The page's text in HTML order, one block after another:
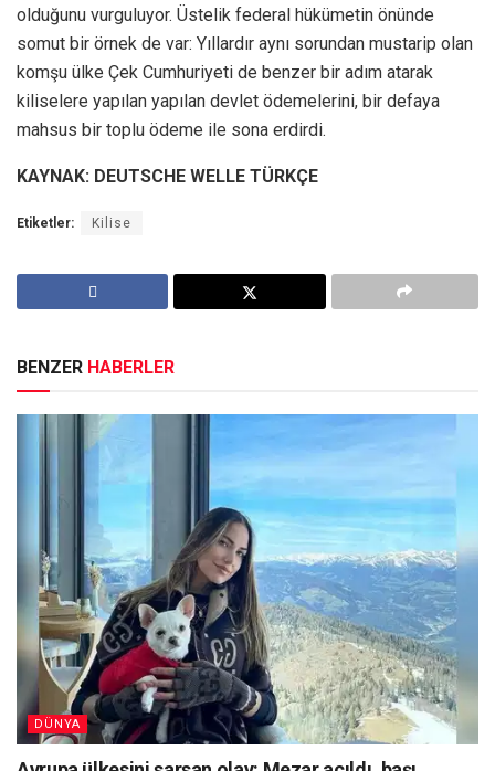
olduğunu vurguluyor. Üstelik federal hükümetin önünde
somut bir örnek de var: Yıllardır aynı sorundan mustarip olan
komşu ülke Çek Cumhuriyeti de benzer bir adım atarak
kiliselere yapılan yapılan devlet ödemelerini, bir defaya
mahsus bir toplu ödeme ile sona erdirdi.
KAYNAK: DEUTSCHE WELLE TÜRKÇE
Etiketler: Kilise
BENZER HABERLER
DÜNYA